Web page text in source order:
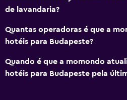
de lavandaria?
Quantas operadoras é que a
hotéis para Budapeste?
Quando é que a momondo
hotéis para Budapeste pela